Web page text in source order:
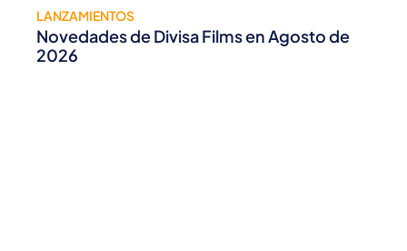
LANZAMIENTOS
Novedades de Divisa Films en Agosto de
2026